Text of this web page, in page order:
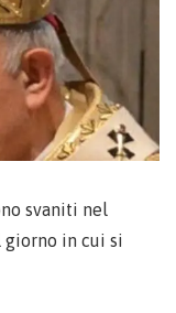
svaniti nel
giorno in cui si